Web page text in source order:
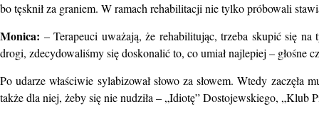
bo tęsknił za graniem. W ramach rehabilitacji nie tylko próbowali
Monica: – Terapeuci uważają, że rehabilitując, trzeba skupić się
drogi, zdecydowaliśmy się doskonalić to, co umiał najlepiej – głośne
Po udarze właściwie sylabizował słowo za słowem. Wtedy
także dla niej, żeby się nie nudziła – „Idiotę” Dostojewskiego, „Klub